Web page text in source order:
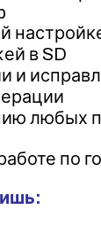
в SD
и
любых
по